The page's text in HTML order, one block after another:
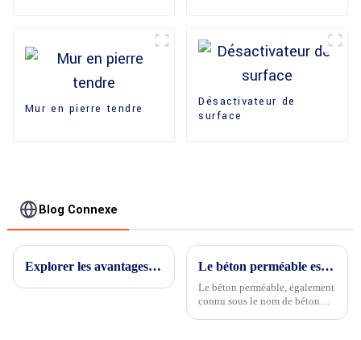
Mur en pierre tendre
Désactivateur de
surface
Blog Connexe
Explorer les avantages uniques du béton imprimé Le béton perméable est-il plus cher ?
Le béton perméable, également
connu sous le nom de béton